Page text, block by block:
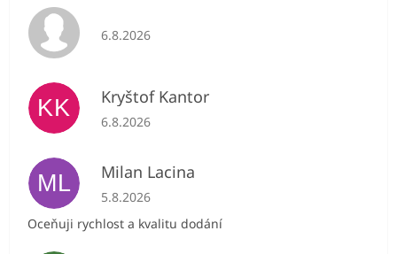
Hodnocení obchodu je 5 z 5 hvězdiček.
6.8.2026
KK Kryštof Kantor
Hodnocení obchodu je 5 z 5 hvězdiček.
6.8.2026
ML Milan Lacina
Hodnocení obchodu je 5 z 5 hvězdiček.
5.8.2026
Oceňuji rychlost a kvalitu dodání